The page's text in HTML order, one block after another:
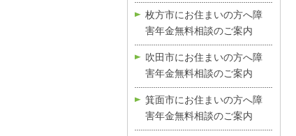
枚方市にお住まいの方へ障
害年金無料相談のご案内
吹田市にお住まいの方へ障
害年金無料相談のご案内
箕面市にお住まいの方へ障
害年金無料相談のご案内